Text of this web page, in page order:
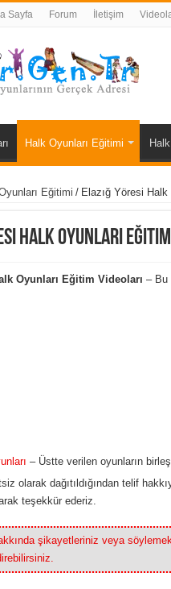
Sayfa Forum İletişim
Halk Oyunları Eğitimi
Eğitimi / Elazığ Yöresi
Halk Oyunları
Oyunları Eğitim Videoları – Bu
– Üstte verilen oyunların
olarak dağıtıldığından telif
teşekkür ederiz.
şikayetleriniz veya